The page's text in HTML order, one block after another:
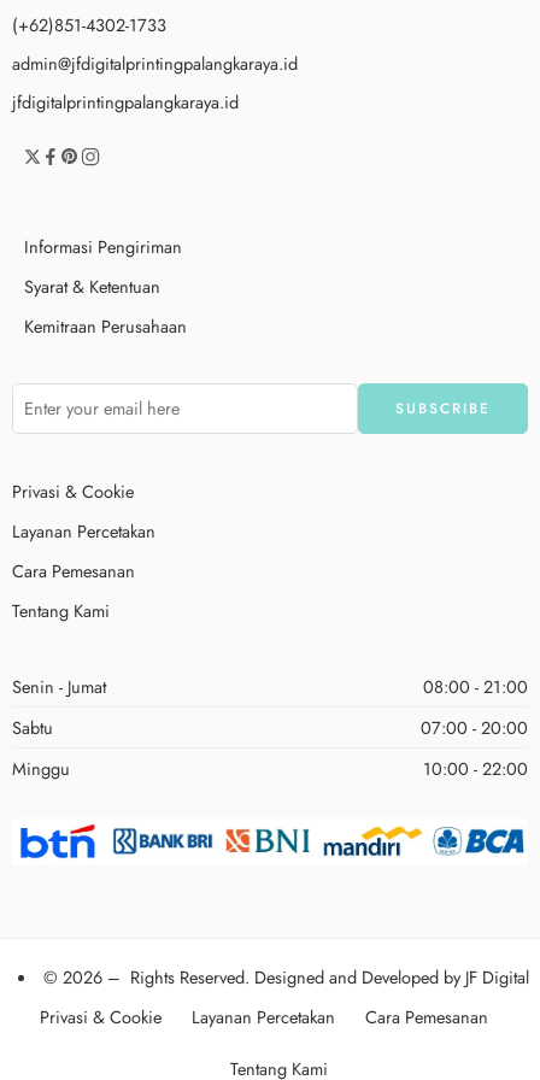
(+62)851-4302-1733
admin@jfdigitalprintingpalangkaraya.id
jfdigitalprintingpalangkaraya.id
Informasi Pengiriman
Syarat & Ketentuan
Kemitraan Perusahaan
Privasi & Cookie
Layanan Percetakan
Cara Pemesanan
Tentang Kami
Senin - Jumat
08:00 - 21:00
Sabtu
07:00 - 20:00
Minggu
10:00 - 22:00
© 2026 – Rights Reserved. Designed and Developed byJF Digital
Privasi & Cookie
Layanan Percetakan Cara Pemesanan
Tentang Kami